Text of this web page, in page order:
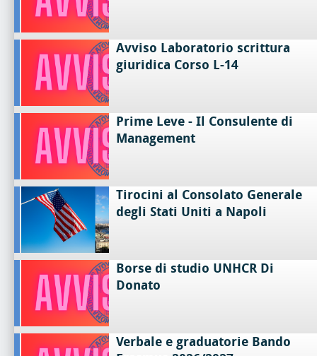
Avviso Laboratorio scrittura
giuridica Corso L-14
Prime Leve - Il Consulente di
Management
Tirocini al Consolato Generale
degli Stati Uniti a Napoli
Borse di studio UNHCR Di
Donato
Verbale e graduatorie Bando